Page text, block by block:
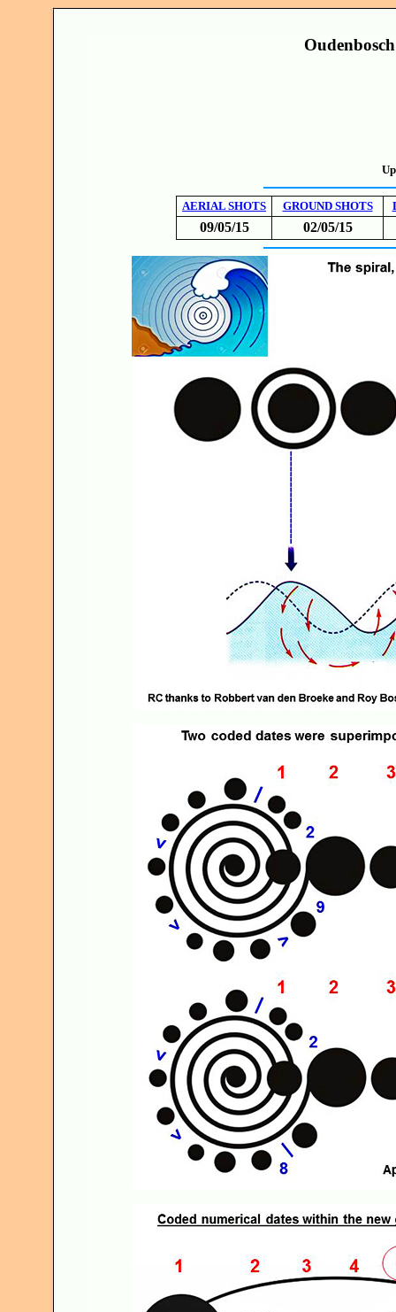
AERIAL SHOTS GROUND SHOTS
09/05/15 02/05/15